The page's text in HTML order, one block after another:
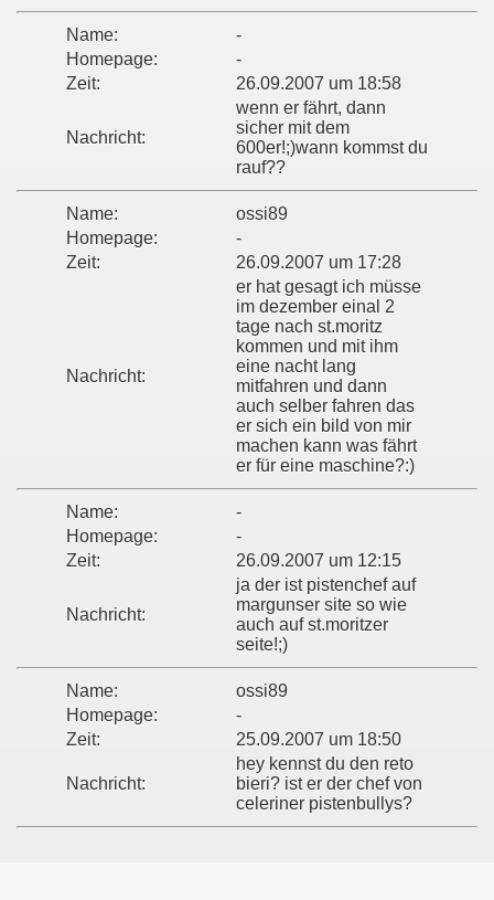
Name:
-
Homepage:
-
Zeit:
26.09.2007 um 18:58
Nachricht:
wenn er fährt, dann
sicher mit dem
600er!;)wann kommst du
rauf??
Name:
ossi89
Homepage:
-
Zeit:
26.09.2007 um 17:28
Nachricht:
er hat gesagt ich müsse
im dezember einal 2
tage nach st.moritz
kommen und mit ihm
eine nacht lang
mitfahren und dann
auch selber fahren das
er sich ein bild von mir
machen kann was fährt
er für eine maschine?:)
Name:
-
Homepage:
-
Zeit:
26.09.2007 um 12:15
Nachricht:
ja der ist pistenchef auf
margunser site so wie
auch auf st.moritzer
seite!;)
Name:
ossi89
Homepage:
-
Zeit:
25.09.2007 um 18:50
Nachricht:
hey kennst du den reto
bieri? ist er der chef von
celeriner pistenbullys?